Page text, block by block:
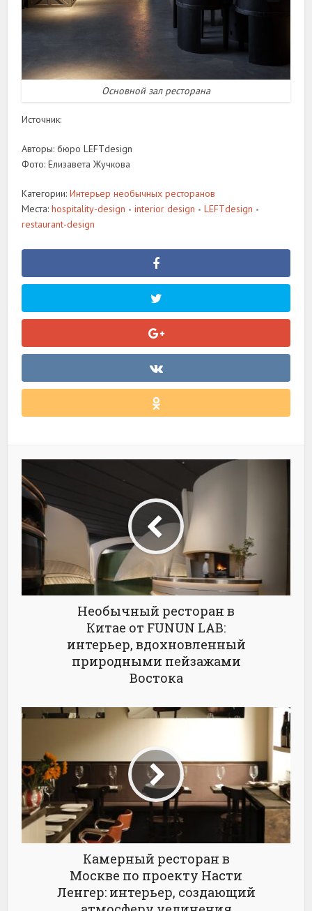
Основной зал ресторана
Источник:
Авторы: бюро LEFTdesign
Фото: Елизавета Жучкова
Категории:Интерьер необычных ресторанов
Места:hospitality-design • interior design • LEFTdesign •
restaurant-design
Необычный ресторан в
Китае от FUNUN LAB:
интерьер, вдохновленный
природными пейзажами
Востока
Камерный ресторан в
Москве по проекту Насти
Ленгер: интерьер, создающий